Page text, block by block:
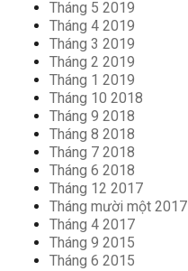
Tháng 5 2019
Tháng 4 2019
Tháng 3 2019
Tháng 2 2019
Tháng 1 2019
Tháng 10 2018
Tháng 9 2018
Tháng 8 2018
Tháng 7 2018
Tháng 6 2018
Tháng 12 2017
Tháng mười một 2017
Tháng 4 2017
Tháng 9 2015
Tháng 6 2015